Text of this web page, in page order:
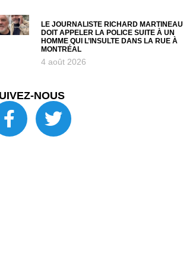
LE JOURNALISTE RICHARD MARTINEAU
DOIT APPELER LA POLICE SUITE À UN
HOMME QUI L’INSULTE DANS LA RUE À
MONTRÉAL
4 août 2026
NOUS